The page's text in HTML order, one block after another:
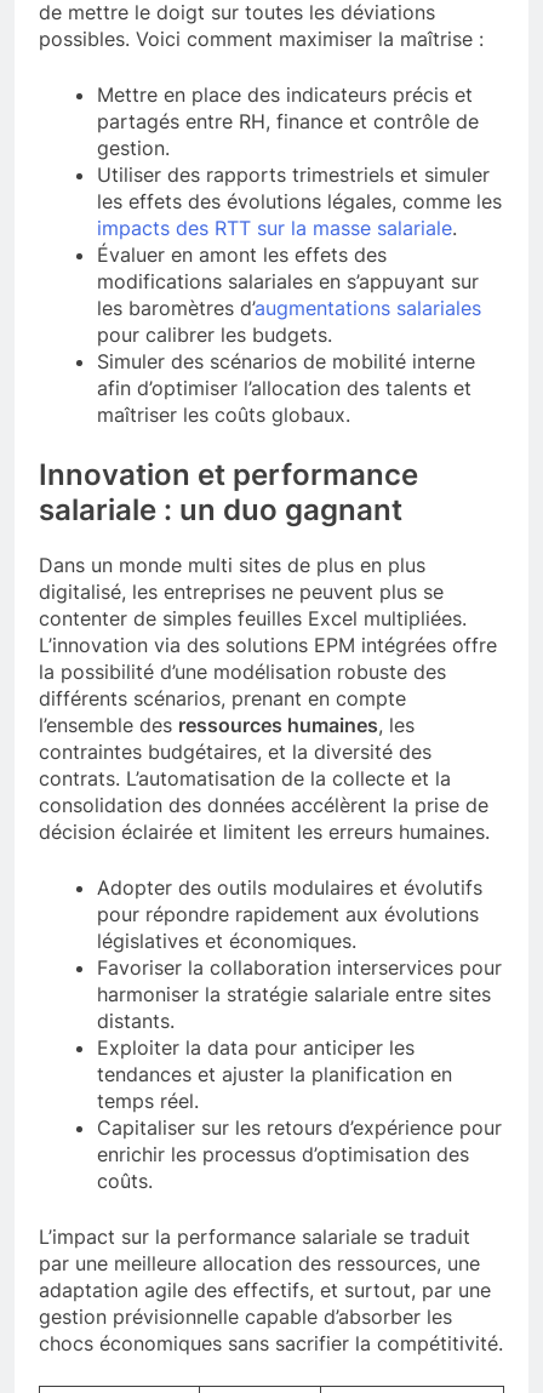
de mettre le doigt sur toutes les déviations
possibles. Voici comment maximiser la maîtrise :
Mettre en place des indicateurs précis et
partagés entre RH, finance et contrôle de
gestion.
Utiliser des rapports trimestriels et simuler
les effets des évolutions légales, comme les
impacts des RTT sur la masse salariale.
Évaluer en amont les effets des
modifications salariales en s’appuyant sur
les baromètres d’augmentations salariales
pour calibrer les budgets.
Simuler des scénarios de mobilité interne
afin d’optimiser l’allocation des talents et
maîtriser les coûts globaux.
Innovation et performance
salariale : un duo gagnant
Dans un monde multi sites de plus en plus
digitalisé, les entreprises ne peuvent plus se
contenter de simples feuilles Excel multipliées.
L’innovation via des solutions EPM intégrées offre
la possibilité d’une modélisation robuste des
différents scénarios, prenant en compte
l’ensemble des ressources humaines, les
contraintes budgétaires, et la diversité des
contrats. L’automatisation de la collecte et la
consolidation des données accélèrent la prise de
décision éclairée et limitent les erreurs humaines.
Adopter des outils modulaires et évolutifs
pour répondre rapidement aux évolutions
législatives et économiques.
Favoriser la collaboration interservices pour
harmoniser la stratégie salariale entre sites
distants.
Exploiter la data pour anticiper les
tendances et ajuster la planification en
temps réel.
Capitaliser sur les retours d’expérience pour
enrichir les processus d’optimisation des
coûts.
L’impact sur la performance salariale se traduit
par une meilleure allocation des ressources, une
adaptation agile des effectifs, et surtout, par une
gestion prévisionnelle capable d’absorber les
chocs économiques sans sacrifier la compétitivité.